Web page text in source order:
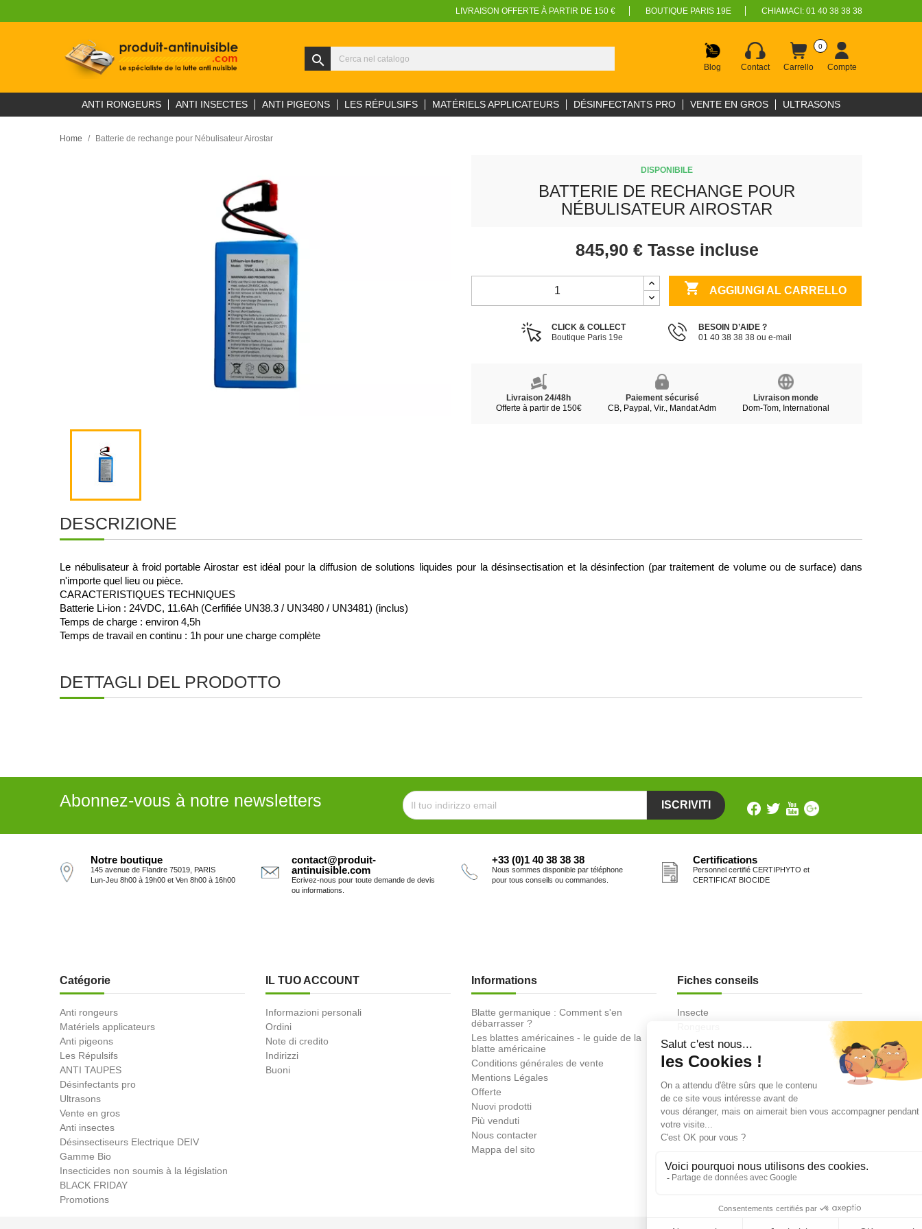
LIVRAISON OFFERTE À PARTIR DE 150 € BOUTIQUE PARIS 19E CHIAMACI: 01 40 38 38 38
search Blog Contact Carrello
0
Compte
ANTI RONGEURS ANTI INSECTES ANTI PIGEONS LES RÉPULSIFS MATÉRIELS APPLICATEURS DÉSINFECTANTS PRO VENTE EN GROS ULTRASONS
Home Batterie de rechange pour Nébulisateur Airostar
DISPONIBILE
BATTERIE DE RECHANGE POUR
NÉBULISATEUR AIROSTAR
845,90 € Tasse incluse
 AGGIUNGI AL CARRELLO
CLICK & COLLECT
Boutique Paris 19e
BESOIN D’AIDE ?
01 40 38 38 38 ou e-mail
Livraison 24/48h
Offerte à partir de 150€
Paiement sécurisé
CB, Paypal, Vir., Mandat Adm
Livraison monde
Dom-Tom, International
DESCRIZIONE
Le nébulisateur à froid portable Airostar est idéal pour la diffusion de solutions liquides pour la désinsectisation et la désinfection (par traitement de volume ou de surface) dans
n'importe quel lieu ou pièce.
CARACTERISTIQUES TECHNIQUES
Batterie Li-ion : 24VDC, 11.6Ah (Cerfifiée UN38.3 / UN3480 / UN3481) (inclus)
Temps de charge : environ 4,5h
Temps de travail en continu : 1h pour une charge complète
DETTAGLI DEL PRODOTTO
Abonnez-vous à notre newsletters
Notre boutique
145 avenue de Flandre 75019, PARIS
Lun-Jeu 8h00 à 19h00 et Ven 8h00 à 16h00
contact@produit-
antinuisible.com
Ecrivez-nous pour toute demande de devis
ou informations.
+33 (0)1 40 38 38 38
Nous sommes disponible par téléphone
pour tous conseils ou commandes.
Certifications
Personnel certifié CERTIPHYTO et
CERTIFICAT BIOCIDE
Catégorie
Anti rongeurs
Matériels applicateurs
Anti pigeons
Les Répulsifs
ANTI TAUPES
Désinfectants pro
Ultrasons
Vente en gros
Anti insectes
Désinsectiseurs Electrique DEIV
Gamme Bio
Insecticides non soumis à la législation
BLACK FRIDAY
Promotions
IL TUO ACCOUNT
Informazioni personali
Ordini
Note di credito
Indirizzi
Buoni
Informations
Blatte germanique : Comment s'en
débarrasser ?
Les blattes américaines - le guide de la
blatte américaine
Conditions générales de vente
Mentions Légales
Offerte
Nuovi prodotti
Più venduti
Nous contacter
Mappa del sito
Fiches conseils
Insecte